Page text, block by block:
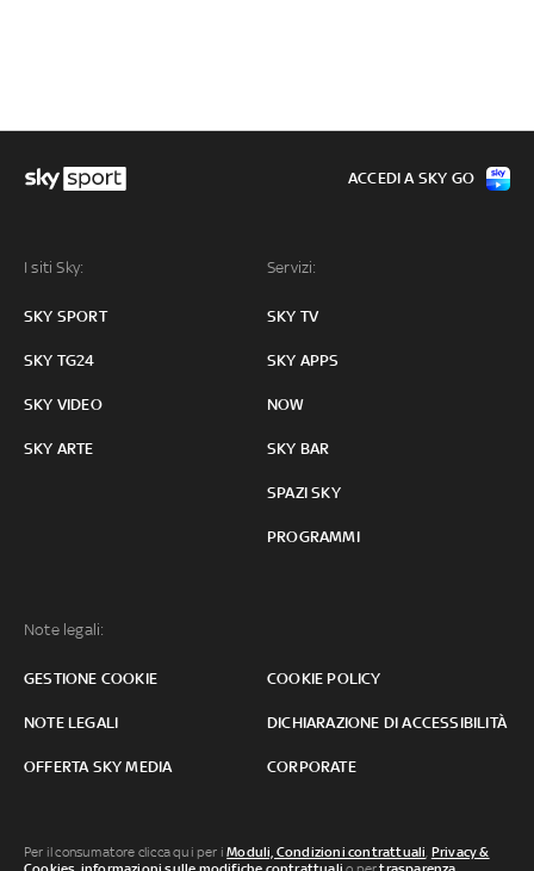
I siti Sky:
SKY SPORT
SKY TG24
SKY VIDEO
SKY ARTE
Servizi:
SKY TV
SKY APPS
NOW
SKY BAR
SPAZI SKY
PROGRAMMI
Note legali:
GESTIONE COOKIE COOKIE POLICY
NOTE LEGALI DICHIARAZIONE DI ACCESSIBILITÀ
OFFERTA SKY MEDIA CORPORATE
ACCEDI A SKY GO
Per il consumatore clicca qui per iModuli, Condizioni contrattuali, Privacy &